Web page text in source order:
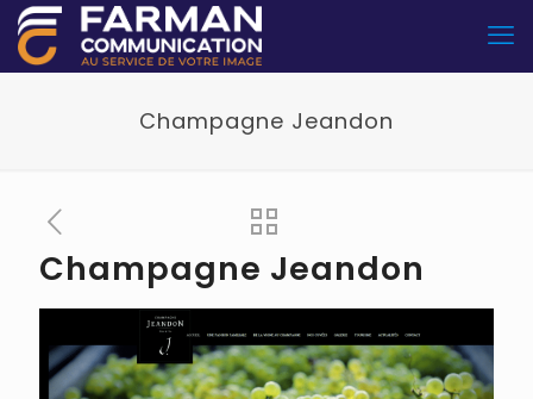
Champagne Jeandon
Champagne Jeandon